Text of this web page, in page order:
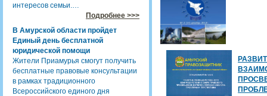
интересов семьи.…
Подробнее >>>
В Амурской области пройдет
Единый день бесплатной
юридической помощи
Жители Приамурья смогут получить
бесплатные правовые консультации
в рамках традиционного
Всероссийского единого дня